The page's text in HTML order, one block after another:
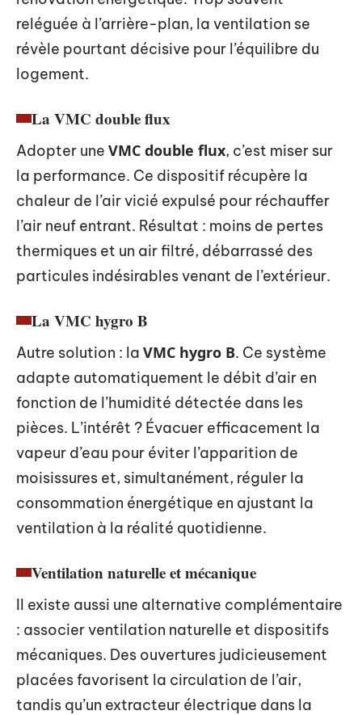
reléguée à l’arrière-plan, la ventilation se
révèle pourtant décisive pour l’équilibre du
logement.
La VMC double flux
Adopter une VMC double flux, c’est miser sur
la performance. Ce dispositif récupère la
chaleur de l’air vicié expulsé pour réchauffer
l’air neuf entrant. Résultat : moins de pertes
thermiques et un air filtré, débarrassé des
particules indésirables venant de l’extérieur.
La VMC hygro B
Autre solution : la VMC hygro B. Ce système
adapte automatiquement le débit d’air en
fonction de l’humidité détectée dans les
pièces. L’intérêt ? Évacuer efficacement la
vapeur d’eau pour éviter l’apparition de
moisissures et, simultanément, réguler la
consommation énergétique en ajustant la
ventilation à la réalité quotidienne.
Ventilation naturelle et mécanique
Il existe aussi une alternative complémentaire
: associer ventilation naturelle et dispositifs
mécaniques. Des ouvertures judicieusement
placées favorisent la circulation de l’air,
tandis qu’un extracteur électrique dans la